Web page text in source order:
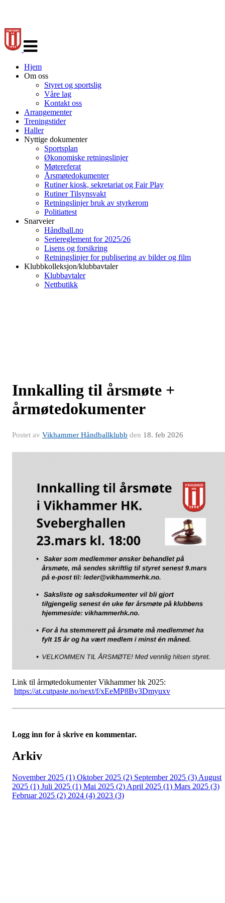
navigasjon
Hjem
Om oss
Styret og sportslig
Våre lag
Kontakt oss
Arrangementer
Treningstider
Haller
Nyttige dokumenter
Sportsplan
Økonomiske retningslinjer
Møtereferat
Årsmøtedokumenter
Rutiner kiosk, sekretariat og Fair Play
Rutiner Tilsynsvakt
Retningslinjer bruk av styrkerom
Politiattest
Snarveier
Håndball.no
Seriereglement for 2025/26
Lisens og forsikring
Retningslinjer for publisering av bilder og film
Klubbkolleksjon/klubbavtaler
Klubbavtaler
Nettbutikk
Innkalling til årsmøte +
årmøtedokumenter
Postet av Vikhammer Håndballklubb den 18. feb 2026
Link til årmøtedokumenter Vikhammer hk 2025:
https://at.cutpaste.no/next/f/xEeMP8Bv3Dmyuxv
Logg inn for å skrive en kommentar.
Arkiv
November 2025 (1) Oktober 2025 (2) September 2025 (3) August
2025 (1) Juli 2025 (1) Mai 2025 (2) April 2025 (1) Mars 2025 (3)
Februar 2025 (2) 2024 (4) 2023 (3)